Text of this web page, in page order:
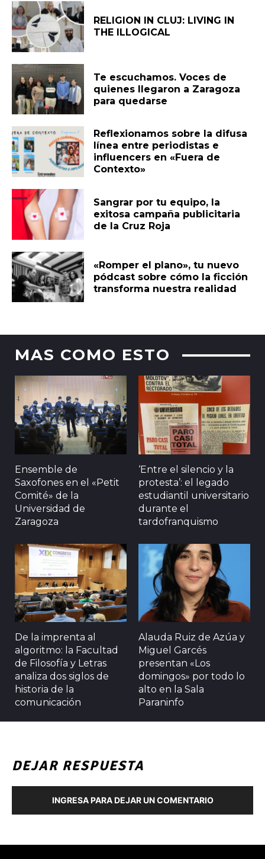
RELIGION IN CLUJ: LIVING IN
THE ILLOGICAL
Te escuchamos. Voces de
quienes llegaron a Zaragoza
para quedarse
Reflexionamos sobre la difusa
línea entre periodistas e
influencers en «Fuera de
Contexto»
Sangrar por tu equipo, la
exitosa campaña publicitaria
de la Cruz Roja
«Romper el plano», tu nuevo
pódcast sobre cómo la ficción
transforma nuestra realidad
MAS COMO ESTO
Ensemble de
Saxofones en el «Petit
Comité» de la
Universidad de
Zaragoza
‘Entre el silencio y la
protesta’: el legado
estudiantil universitario
durante el
tardofranquismo
De la imprenta al
algoritmo: la Facultad
de Filosofía y Letras
analiza dos siglos de
historia de la
comunicación
Alauda Ruiz de Azúa y
Miguel Garcés
presentan «Los
domingos» por todo lo
alto en la Sala
Paraninfo
DEJAR RESPUESTA
INGRESA PARA DEJAR UN COMENTARIO